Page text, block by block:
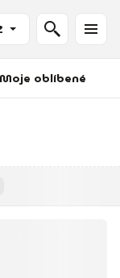
Moje oblíbené